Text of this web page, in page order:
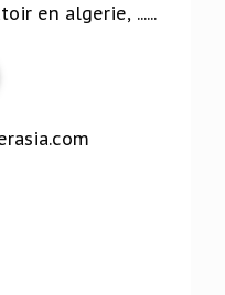
en algerie, ......